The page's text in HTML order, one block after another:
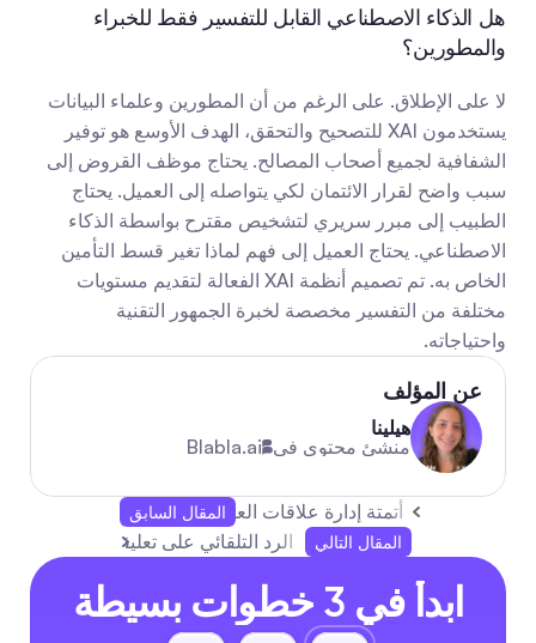
والمطورين؟
واحتياجاته.
عن المؤلف
هيلينا
منشئ محتوى في Blabla.ai
أتمتة إدارة علاقات العملاء لخدمة العملاء: دليل كامل
المقال السابق
المقال التالي
الرد التلقائي على تعليقات فيسبوك:
ابدأ في 3 خطوات بسيطة